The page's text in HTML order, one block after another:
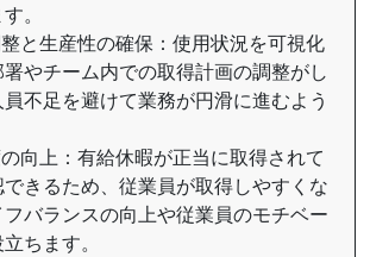
。
と生産性の確保：使用状況を可視化
やチーム内での取得計画の調整がし
不足を避けて業務が円滑に進むよう
向上：有給休暇が正当に取得されて
きるため、従業員が取得しやすくな
バランスの向上や従業員のモチベー
ちます。